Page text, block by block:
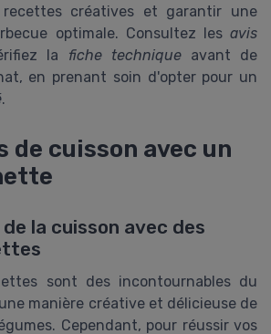
créatives et garantir une
optimale. Consultez les avis
la fiche techniqueavant de
en prenant soin d'opter pour un
.
de cuisson avec un
la cuisson avec des
sont des incontournables du
manière créative et délicieuse de
Cependant, pour réussir vos